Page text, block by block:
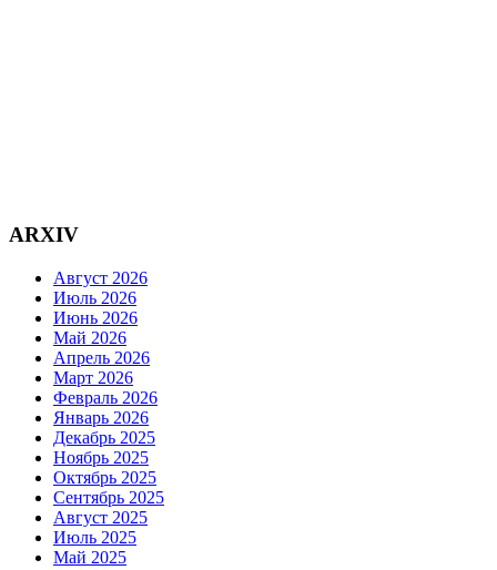
ARXIV
Август 2026
Июль 2026
Июнь 2026
Май 2026
Апрель 2026
Март 2026
Февраль 2026
Январь 2026
Декабрь 2025
Ноябрь 2025
Октябрь 2025
Сентябрь 2025
Август 2025
Июль 2025
Май 2025